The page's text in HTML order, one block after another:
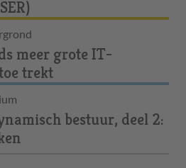
meer grote IT-
trekt
bestuur, deel 2: